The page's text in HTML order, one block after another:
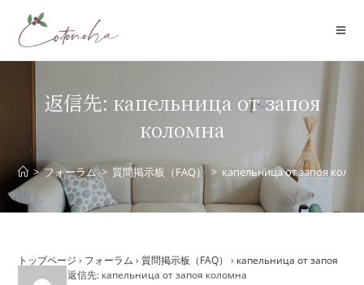
プ
返信先: капельница от запоя
коломна
> フォーラム > 質問掲示板（FAQ） > капельница от запоя
トップページ › フォーラム › 質問掲示板（FAQ） › капельница от запоя
返信先: капельница от запоя коломна